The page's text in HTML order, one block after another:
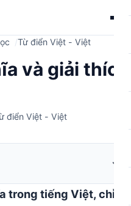
Từ điển Việt - Việt
và giải thích
điển Việt - Việt
trong tiếng Việt, chỉ